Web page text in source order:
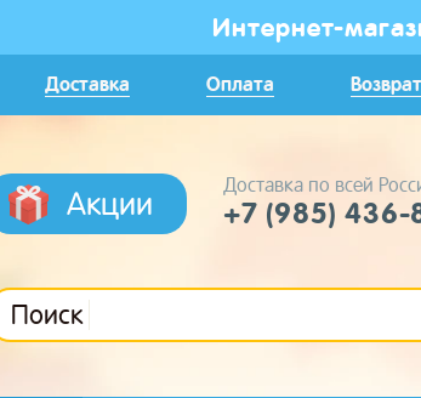
Интернет-
Доставка Оплата Возврат
Акции
Доставка по всей
+7 (985) 436-
Поиск